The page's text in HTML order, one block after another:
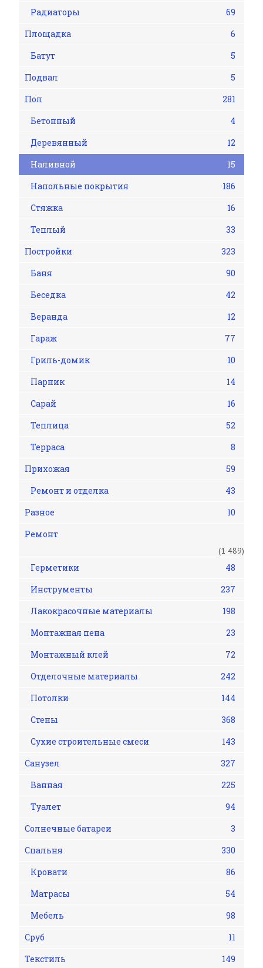
Радиаторы
69
Площадка
6
Батут
5
Подвал
5
Пол
281
Бетонный
4
Деревянный
12
Наливной
15
Напольные покрытия
186
Стяжка
16
Теплый
33
Постройки
323
Баня
90
Беседка
42
Веранда
12
Гараж
77
Гриль-домик
10
Парник
14
Сарай
16
Теплица
52
Терраса
8
Прихожая
59
Ремонт и отделка
43
Разное
10
Ремонт
(1 489)
Герметики
48
Инструменты
237
Лакокрасочные материалы
198
Монтажная пена
23
Монтажный клей
72
Отделочные материалы
242
Потолки
144
Стены
368
Сухие строительные смеси
143
Санузел
327
Ванная
225
Туалет
94
Солнечные батареи
3
Спальня
330
Кровати
86
Матрасы
54
Мебель
98
Сруб
11
Текстиль
149